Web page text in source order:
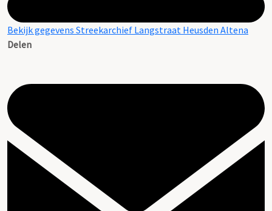
Bekijk gegevens Streekarchief Langstraat Heusden Altena
Delen